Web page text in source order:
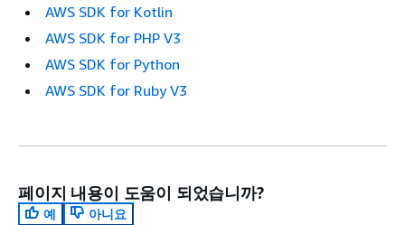
AWS SDK for Kotlin
AWS SDK for PHP V3
AWS SDK for Python
AWS SDK for Ruby V3
페이지 내용이 도움이 되었습니까?
예
아니요